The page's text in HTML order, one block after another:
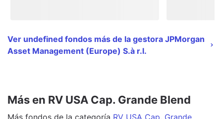
Ver undefined fondos más de la gestora JPMorgan
Asset Management (Europe) S.à r.l.
Más en RV USA Cap. Grande Blend
Más fondos de la categoría RV USA Cap. Grande